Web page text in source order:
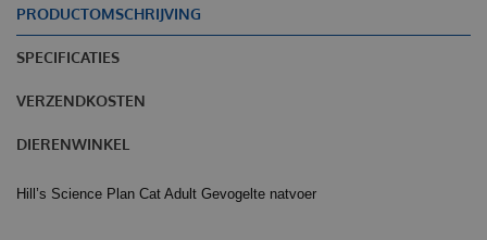
PRODUCTOMSCHRIJVING
SPECIFICATIES
VERZENDKOSTEN
DIERENWINKEL
Hill’s Science Plan Cat Adult Gevogelte natvoer